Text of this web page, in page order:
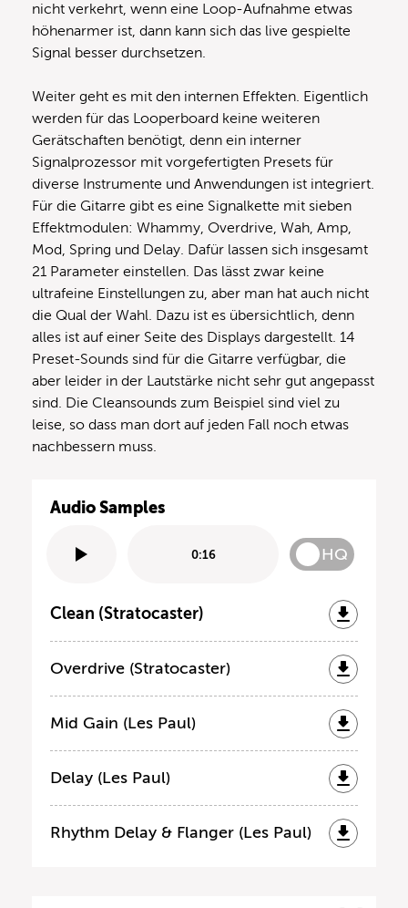
nicht verkehrt, wenn eine Loop-Aufnahme etwas
höhenarmer ist, dann kann sich das live gespielte
Signal besser durchsetzen.
Weiter geht es mit den internen Effekten. Eigentlich
werden für das Looperboard keine weiteren
Gerätschaften benötigt, denn ein interner
Signalprozessor mit vorgefertigten Presets für
diverse Instrumente und Anwendungen ist integriert.
Für die Gitarre gibt es eine Signalkette mit sieben
Effektmodulen: Whammy, Overdrive, Wah, Amp,
Mod, Spring und Delay. Dafür lassen sich insgesamt
21 Parameter einstellen. Das lässt zwar keine
ultrafeine Einstellungen zu, aber man hat auch nicht
die Qual der Wahl. Dazu ist es übersichtlich, denn
alles ist auf einer Seite des Displays dargestellt. 14
Preset-Sounds sind für die Gitarre verfügbar, die
aber leider in der Lautstärke nicht sehr gut angepasst
sind. Die Cleansounds zum Beispiel sind viel zu
leise, so dass man dort auf jeden Fall noch etwas
nachbessern muss.
Audio Samples
0:16 HQ
Clean (Stratocaster)
Overdrive (Stratocaster)
Mid Gain (Les Paul)
Delay (Les Paul)
Rhythm Delay & Flanger (Les Paul)